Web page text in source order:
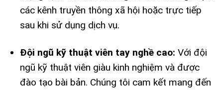
các kênh truyền thông xã hội hoặc trực tiếp
sau khi sử dụng dịch vụ.
Đội ngũ kỹ thuật viên tay nghề cao: Với đội
ngũ kỹ thuật viên giàu kinh nghiệm và được
đào tạo bài bản. Chúng tôi cam kết mang đến